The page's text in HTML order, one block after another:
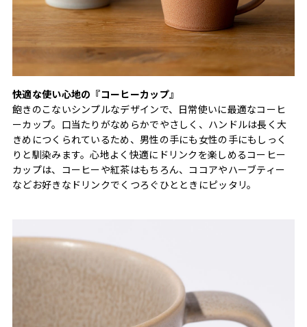
快適な使い心地の『コーヒーカップ』
飽きのこないシンプルなデザインで、日常使いに最適なコーヒ
ーカップ。口当たりがなめらかでやさしく、ハンドルは長く大
きめにつくられているため、男性の手にも女性の手にもしっく
りと馴染みます。心地よく快適にドリンクを楽しめるコーヒー
カップは、コーヒーや紅茶はもちろん、ココアやハーブティー
などお好きなドリンクでくつろぐひとときにピッタリ。